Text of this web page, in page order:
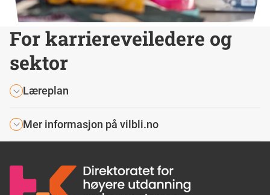
For karriereveiledere og
sektor
Læreplan
Mer informasjon på vilbli.no